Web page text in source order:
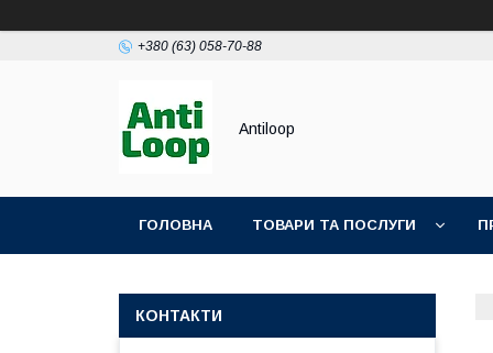
+380 (63) 058-70-88
Antiloop
ГОЛОВНА ТОВАРИ ТА ПОСЛУГИ
КОНТАКТИ